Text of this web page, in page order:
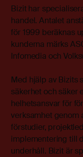
Bizit har
handel. Antalet
för 1999 beräknas
kunderna märks
Infomedia och
Med hjälp av Bizits
säkerhet och säker
helhetsansvar för
verksamhet genom
förstudier,
implementering till
underhåll. Bizit är